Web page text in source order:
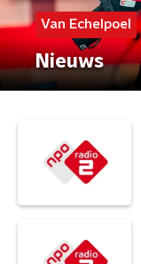
Van Echelpoel
Nieuws